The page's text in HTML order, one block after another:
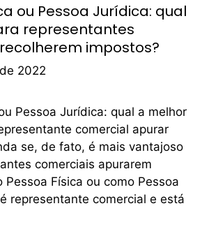
ou Pessoa Jurídica: qual
representantes
impostos?
2022
Pessoa Jurídica: qual a melhor
comercial apurar
se, de fato, é mais vantajoso
comerciais apurarem
Pessoa Física ou como Pessoa
representante comercial e está